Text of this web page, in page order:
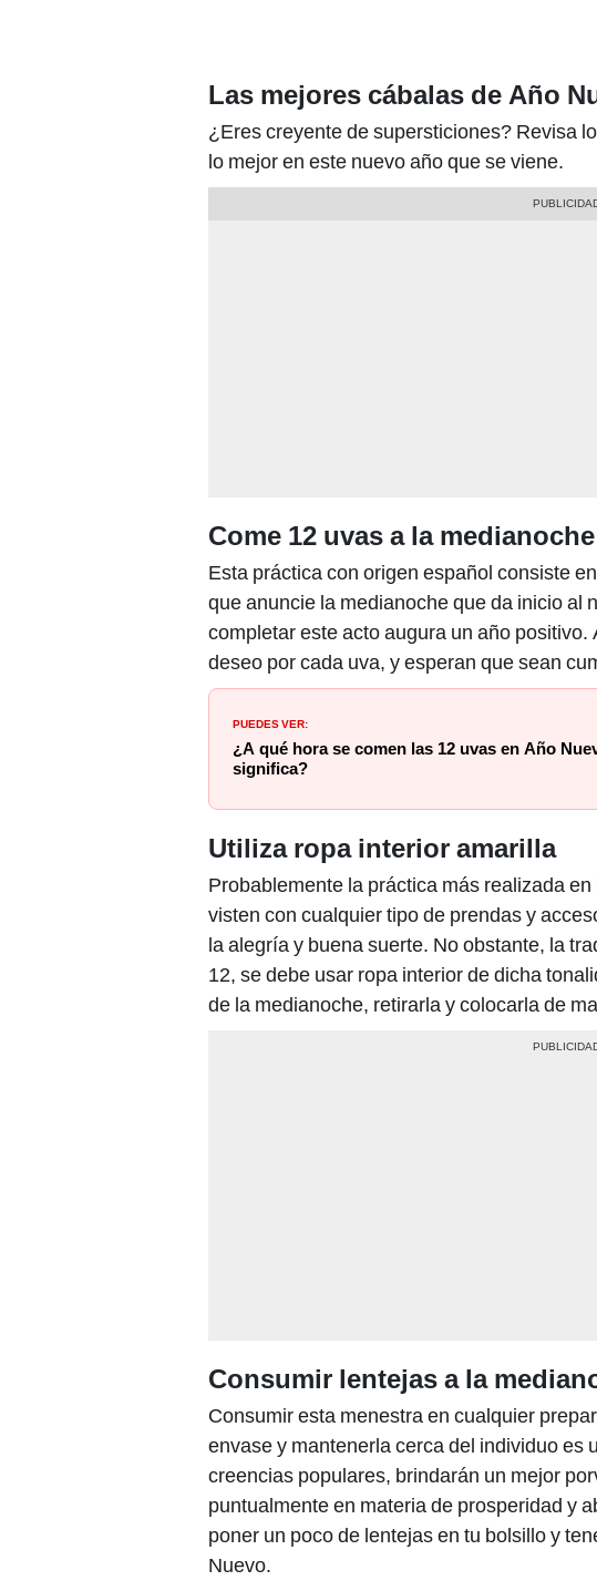
Las mejores cábalas de Año
¿Eres creyente de supersticiones? Revisa
lo mejor en este nuevo año que se viene.
Come 12 uvas a la medianoche
Esta práctica con origen español consiste
que anuncie la medianoche que da inicio al
completar este acto augura un año
deseo por cada uva, y esperan que sean
PUEDES VER:
¿A qué hora se comen las 12 uvas en Año
significa?
Utiliza ropa interior amarilla
Probablemente la práctica más realizada
visten con cualquier tipo de prendas y
la alegría y buena suerte. No obstante, la
12, se debe usar ropa interior de dicha
de la medianoche, retirarla y colocarla de
Consumir lentejas a la
Consumir esta menestra en cualquier
envase y mantenerla cerca del individuo es
creencias populares, brindarán un mejor
puntualmente en materia de prosperidad y
poner un poco de lentejas en tu bolsillo y
Nuevo.